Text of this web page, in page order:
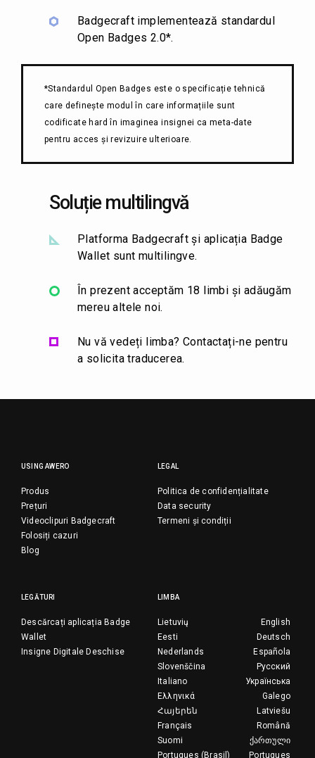
Badgecraft implementează standardul
Open Badges 2.0*.
*Standardul Open Badges este o specificație tehnică
care definește modul în care informațiile sunt
codificate hard în imaginea insignei ca meta-date
pentru acces și revizuire ulterioare.
Soluție multilingvă
Platforma Badgecraft și aplicația Badge
Wallet sunt multilingve.
În prezent acceptăm 18 limbi și adăugăm
mereu altele noi.
Nu vă vedeți limba? Contactați-ne pentru
a solicita traducerea.
USING AWERO
Produs
Prețuri
Videoclipuri Badgecraft
Folosiți cazuri
Blog
LEGAL
Politica de confidențialitate
Data security
Termeni și condiții
LEGĂTURI
Descărcați aplicația Badge
Wallet
Insigne Digitale Deschise
LIMBA
English
Lietuvių
Deutsch
Eesti
Española
Nederlands
Русский
Slovenščina
Українська
Italiano
Galego
Ελληνικά
Latviešu
Հայերեն
Română
Français
ქართული
Suomi
Portugues
Portugues (Brasil)